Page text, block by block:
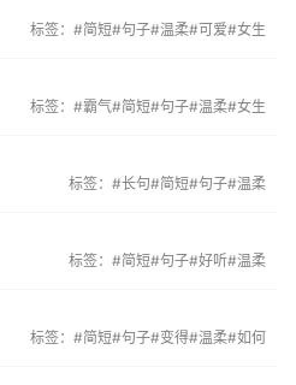
标签： #简短#句子#温柔#可爱#女生
标签： #霸气#简短#句子#温柔#女生
标签： #长句#简短#句子#温柔
标签： #简短#句子#好听#温柔
标签： #简短#句子#变得#温柔#如何